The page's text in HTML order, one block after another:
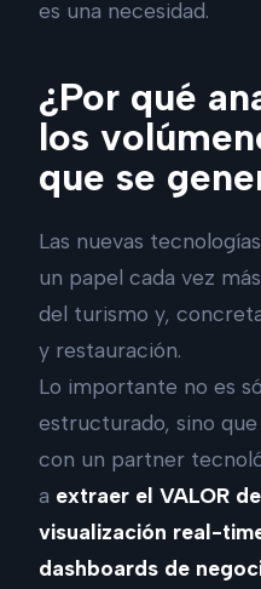
es una necesidad.
¿Por qué
los
que se
Las nuevas
un papel cada vez
del turismo y,
y restauración.
Lo importante no es
estructurado, sino
con un partner
a extraer el VALOR
visualización real-
dashboards de